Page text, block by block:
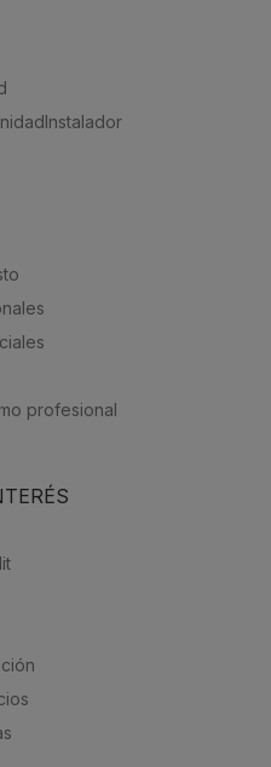
profesional